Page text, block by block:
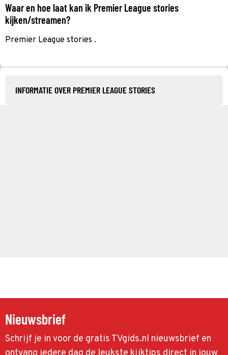
Waar en hoe laat kan ik Premier League stories
kijken/streamen?
Premier League stories .
INFORMATIE OVER PREMIER LEAGUE STORIES
Nieuwsbrief
Schrijf je in voor de gratis TVgids.nl nieuwsbrief en